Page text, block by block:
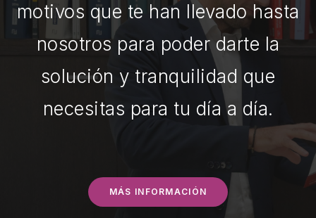
motivos que te han llevado hasta
nosotros para poder darte la
solución y tranquilidad que
necesitas para tu día a día.
MÁS INFORMACIÓN